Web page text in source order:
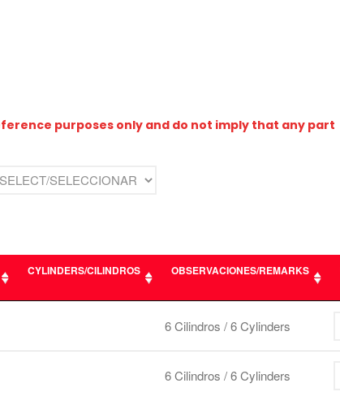
purposes only and do not imply that any part
CYLINDERS/CILINDROS OBSERVACIONES/REMARKS
6 Cilindros / 6 Cylinders
6 Cilindros / 6 Cylinders